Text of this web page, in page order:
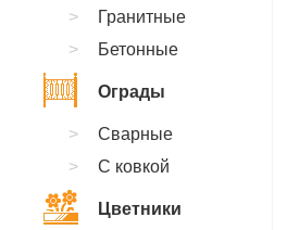
Гранитные
Бетонные
Ограды
Сварные
С ковкой
Цветники